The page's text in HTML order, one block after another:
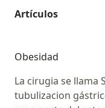
Artículos
Obesidad
La cirugia se llama
tubulizacion